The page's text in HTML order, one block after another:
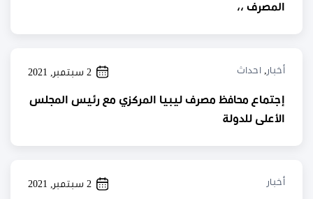
المصرف ،،
أخبار , احداث 2 سبتمبر, 2021
إجتماع محافظ مصرف ليبيا المركزي مع رئيس المجلس
الأعلى للدولة
أخبار 2 سبتمبر, 2021